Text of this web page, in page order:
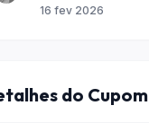
16 fev 2026
do Cupom